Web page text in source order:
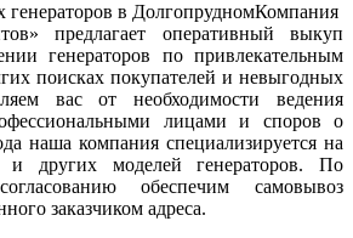
Компания
предлагает оперативный выкуп
генераторов по привлекательным
поисках покупателей и невыгодных
вас от необходимости ведения
лицами и споров о
наша компания специализируется на
и других моделей генераторов. По
обеспечим самовывоз
заказчиком адреса.